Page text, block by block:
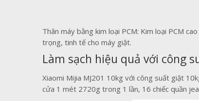
Thân máy bằng kim loại PCM: Kim loại PCM
trọng, tinh tế cho máy giặt.
Làm sạch hiệu quả với công
Xiaomi Mijia MJ201 10kg với công suất giặt
cửa 1 mét 2720g trong 1 lần, 16 chiếc quần